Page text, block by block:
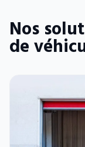
Nos
de